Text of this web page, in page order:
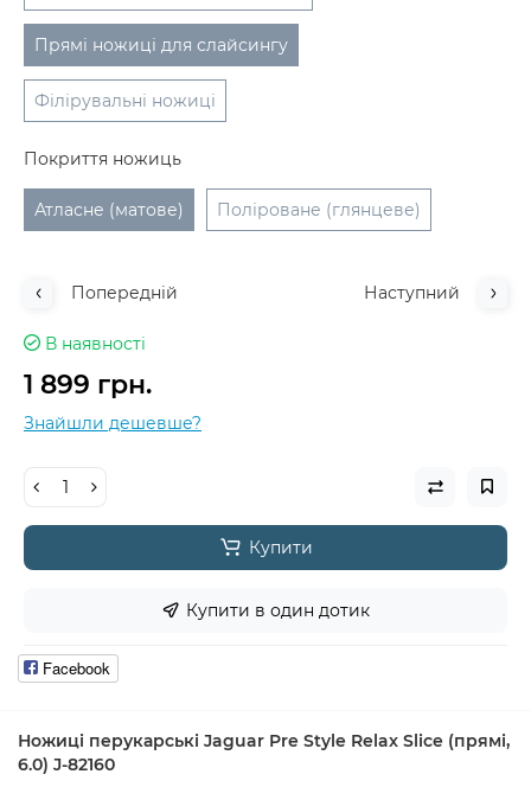
Прямі ножиці для слайсингу
Філірувальні ножиці
Покриття ножиць
Атласне (матове) Поліроване (глянцеве)
Попередній Наступний
В наявності
1 899 грн.
Знайшли дешевше?
Купити
Купити в один дотик
Facebook
Ножиці перукарські Jaguar Pre Style Relax Slice (прямі,
6.0) J-82160